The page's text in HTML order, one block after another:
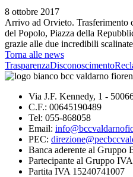
8 ottobre 2017
Arrivo ad Orvieto. Trasferimento
del Popolo, Piazza della
grazie alle due incredibili
Torna alle news
TrasparenzaDisconoscimento
Via J.F. Kennedy, 1 -
C.F.: 00645190489
Tel: 055-868058
Email:
PEC:
Banca aderente al Gruppo
Partecipante al Gruppo
Partita IVA 15240741007